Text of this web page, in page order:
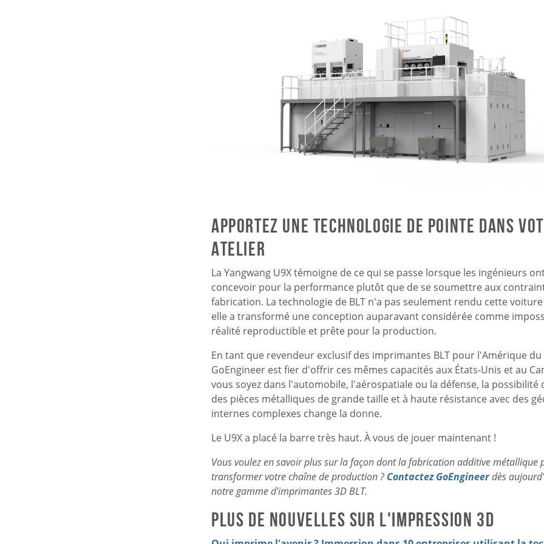
Apportez une technologie de pointe dans
atelier
La Yangwang U9X témoigne de ce qui se passe lorsque les ingénieurs
concevoir pour la performance plutôt que de se soumettre aux
fabrication. La technologie de BLT n'a pas seulement rendu cette
elle a transformé une conception auparavant considérée comme
réalité reproductible et prête pour la production.
En tant que revendeur exclusif des imprimantes BLT pour l'Amérique
GoEngineer est fier d'offrir ces mêmes capacités aux États-Unis et au
vous soyez dans l'automobile, l'aérospatiale ou la défense, la
des pièces métalliques de grande taille et à haute résistance avec des
internes complexes change la donne.
Le U9X a placé la barre très haut. À vous de jouer maintenant !
Vous voulez en savoir plus sur la façon dont la fabrication additive métallique
transformer votre chaîne de production ?Contactez GoEngineerdès
notre gamme d'imprimantes 3D BLT.
Plus de nouvelles sur l'impression 3D